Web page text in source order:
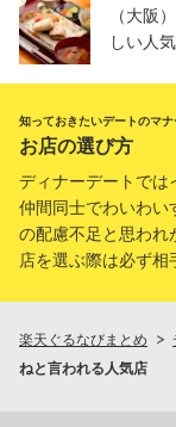
（大阪
しい人
知っておきたいデートのマナ
お店の選び方
ディナーデートでは
仲間同士でわいわい
の配慮不足と思われ
店を選ぶ際は必ず相
楽天ぐるなびまとめ
ねと言われる人気店